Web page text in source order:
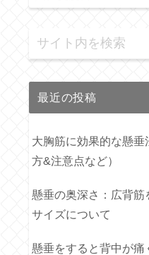
最近の投稿
大胸筋に効果的な懸垂
方&注意点など）
懸垂の奥深さ：広背筋
サイズについて
懸垂をすると背中が